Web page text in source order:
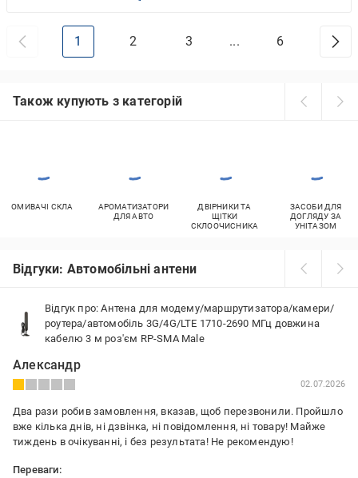
1 2 3 ... 6
Також купують з категорій
ОМИВАЧІ СКЛА
АРОМАТИЗАТОРИ
ДЛЯ АВТО
ДВІРНИКИ ТА
ЩІТКИ
СКЛООЧИСНИКА
ЗАСОБИ ДЛЯ
ДОГЛЯДУ ЗА
УНІТАЗОМ
Відгуки: Автомобільні антени
Відгук про: Антена для модему/маршрутизатора/камери/
роутера/автомобіль 3G/4G/LTE 1710-2690 МГц довжина
кабелю 3 м роз'єм RP-SMA Male
Александр
02.07.2026
Два рази робив замовлення, вказав, щоб перезвонили. Пройшло
вже кілька днів, ні дзвінка, ні повідомлення, ні товару! Майже
тиждень в очікуванні, і без результата! Не рекомендую!
Переваги: